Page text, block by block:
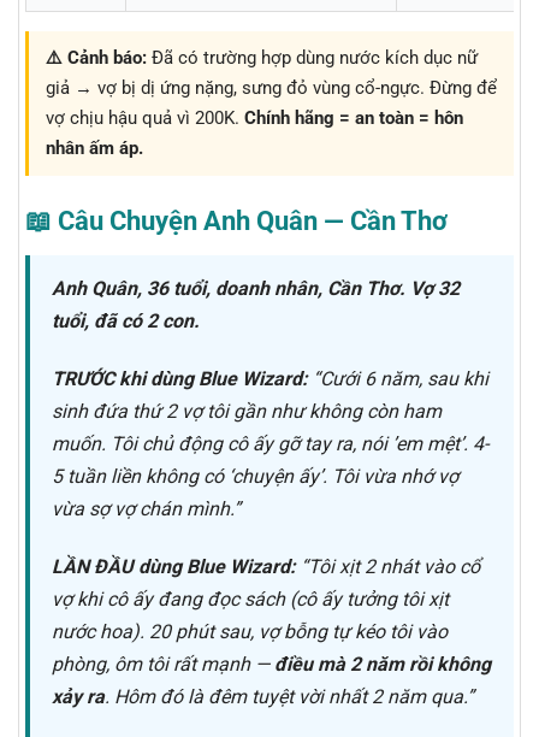
⚠️ Cảnh báo: Đã có trường hợp dùng nước kích dục nữ
giả → vợ bị dị ứng nặng, sưng đỏ vùng cổ-ngực. Đừng để
vợ chịu hậu quả vì 200K. Chính hãng = an toàn = hôn
nhân ấm áp.
📖 Câu Chuyện Anh Quân — Cần Thơ
Anh Quân, 36 tuổi, doanh nhân, Cần Thơ. Vợ 32
tuổi, đã có 2 con.
TRƯỚC khi dùng Blue Wizard:“Cưới 6 năm, sau khi
sinh đứa thứ 2 vợ tôi gần như không còn ham
muốn. Tôi chủ động cô ấy gỡ tay ra, nói ’em mệt’. 4-
5 tuần liền không có ‘chuyện ấy’. Tôi vừa nhớ vợ
vừa sợ vợ chán mình.”
LẦN ĐẦU dùng Blue Wizard:“Tôi xịt 2 nhát vào cổ
vợ khi cô ấy đang đọc sách (cô ấy tưởng tôi xịt
nước hoa). 20 phút sau, vợ bỗng tự kéo tôi vào
phòng, ôm tôi rất mạnh — điều mà 2 năm rồi không
xảy ra. Hôm đó là đêm tuyệt vời nhất 2 năm qua.”